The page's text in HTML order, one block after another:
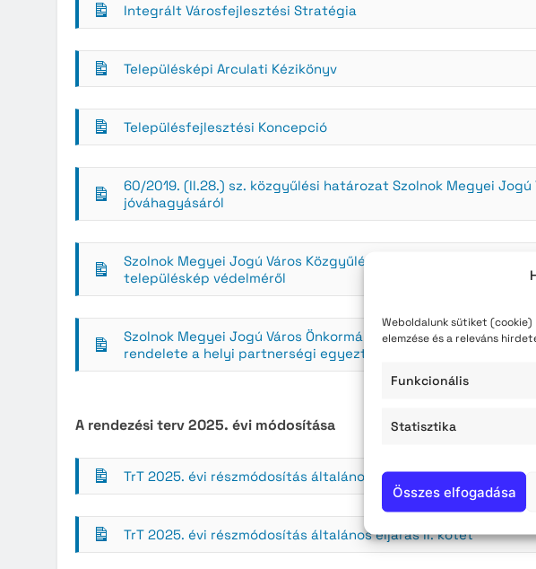
Weboldalunk sütiket
elemzése és a releváns
Funkcionális
Statisztika
Összes elfogadása
Integrált Városfejlesztési Stratégia
Településképi Arculati Kézikönyv
Településfejlesztési Koncepció
60/2019. (II.28.) sz. közgyűlési határozat Szolnok Megyei
jóváhagyásáról
Szolnok Megyei Jogú Város Közgyűlésének 37/2017. (XII.18.)
településkép védelméről
Szolnok Megyei Jogú Város Önkormányzata Közgyűlésének 8/
rendelete a helyi partnerségi egyeztetés szabályairól
A rendezési terv 2025. évi módosítása
TrT 2025. évi részmódosítás általános eljárás I. kötet
TrT 2025. évi részmódosítás általános eljárás II. kötet